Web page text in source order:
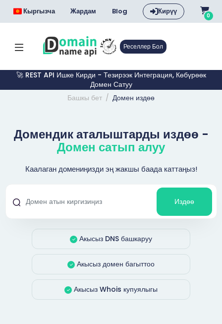
Кыргызча Жардам Blog Кирүү 0
Реселлер Бол
🚀 REST API Ишке Кирди - Тезирээк Интеграция, Көбүрөөк
Домен Сатуу
Башкы бет
Домен издөө
Домендик аталыштарды издөө -
Домен сатып алуу
Каалаган домениңизди эң жакшы баада каттаңыз!
Издөө
Акысыз DNS башкаруу
Акысыз домен багыттоо
Акысыз Whois купуялыгы